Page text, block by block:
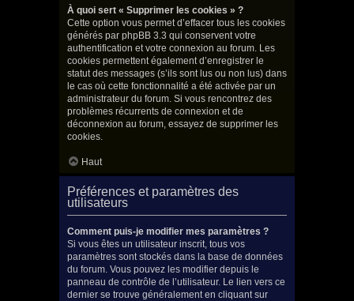
À quoi sert « Supprimer les cookies » ?
Cette option vous permet d’effacer tous les cookies
générés par phpBB 3.3 qui conservent votre
authentification et votre connexion au forum. Les
cookies permettent également d’enregistrer le
statut des messages (s’ils sont lus ou non lus) dans
le cas où cette fonctionnalité a été activée par un
administrateur du forum. Si vous rencontrez des
problèmes récurrents de connexion et de
déconnexion au forum, essayez de supprimer les
cookies.
Haut
Préférences et paramètres des
utilisateurs
Comment puis-je modifier mes paramètres ?
Si vous êtes un utilisateur inscrit, tous vos
paramètres sont stockés dans la base de données
du forum. Vous pouvez les modifier depuis le
panneau de contrôle de l’utilisateur. Le lien vers ce
dernier se trouve généralement en cliquant sur